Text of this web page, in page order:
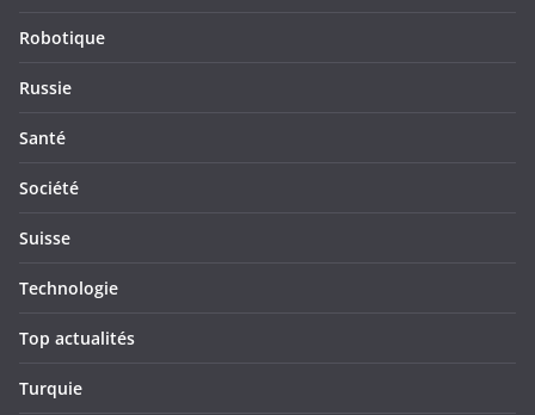
Robotique
Russie
Santé
Société
Suisse
Technologie
Top actualités
Turquie